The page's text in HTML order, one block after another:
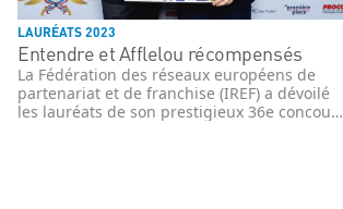
LAURÉATS 2023
Entendre et Afflelou récompensés
La Fédération des réseaux européens de
partenariat et de franchise (IREF) a dévoilé
les lauréats de son prestigieux 36e concours